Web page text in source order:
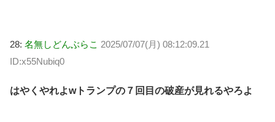
28: 名無しどんぶらこ 2025/07/07(月) 08:12:09.21
ID:x55Nubiq0
はやくやれよwトランプの７回目の破産が見れるやろよ